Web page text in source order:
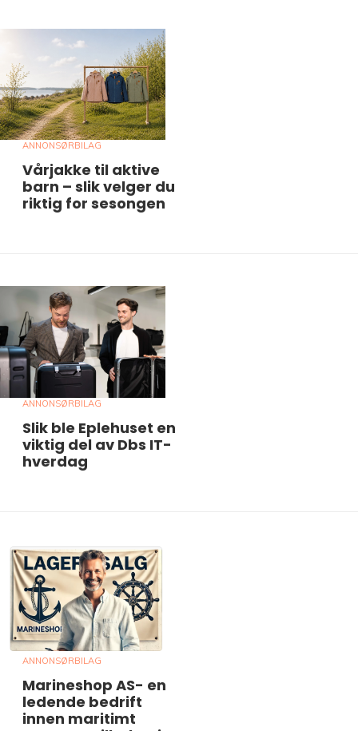
ANNONSØRBILAG
Vårjakke til aktive
barn – slik velger du
riktig for sesongen
ANNONSØRBILAG
Slik ble Eplehuset en
viktig del av Dbs IT-
hverdag
ANNONSØRBILAG
Marineshop AS- en
ledende bedrift
innen maritimt